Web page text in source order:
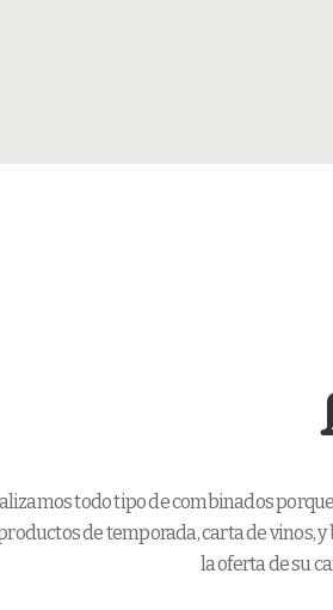
todo tipo de combinados
de temporada, carta de vinos,
la oferta de su